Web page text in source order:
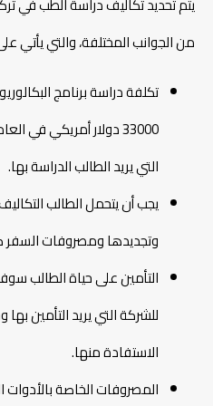
من الجوانب المختلفة، والتي يأتي
33000 دولار أمريكي في
التي يريد الطالب الدراسة بها.
يجب أن يتحمل الطالب
وتجديدها ومصروفات السفر
التأمين على حياة الطالب
للشركة التي يريد التأمين بها
الاستفادة منها.
المصروفات الخاصة بالأدوات